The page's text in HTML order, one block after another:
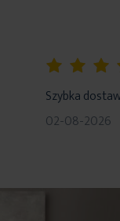
Szybka
02-08-2026